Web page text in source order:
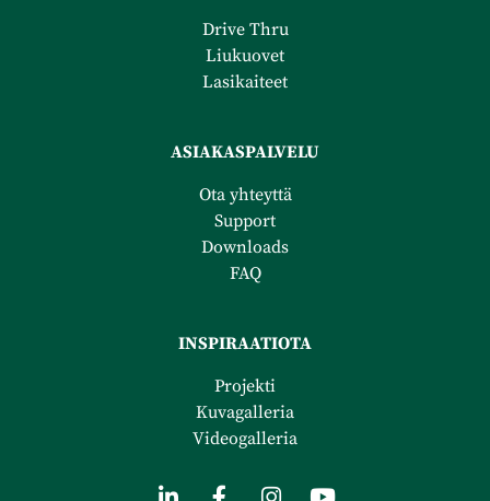
Drive Thru
Liukuovet
Lasikaiteet
ASIAKASPALVELU​
Ota yhteyttä
Support
Downloads
FAQ
INSPIRAATIOTA
Projekti
Kuvagalleria
Videogalleria